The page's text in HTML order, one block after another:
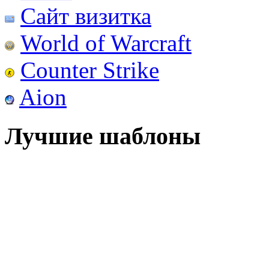
Сайт визитка
World of Warcraft
Counter Strike
Aion
Лучшие шаблоны